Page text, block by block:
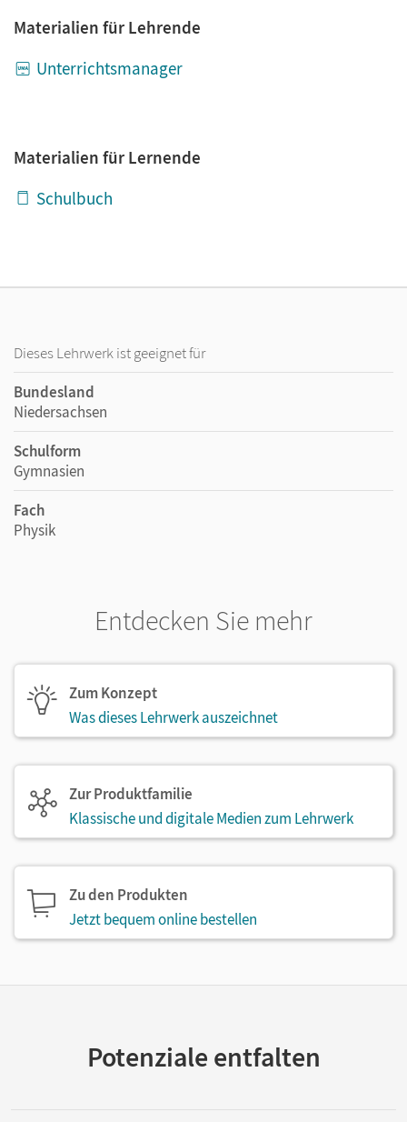
Materialien für Lehrende
Unterrichtsmanager
Materialien für Lernende
Schulbuch
Dieses Lehrwerk ist geeignet für
Bundesland
Niedersachsen
Schulform
Gymnasien
Fach
Physik
Entdecken Sie mehr
Zum Konzept
Was dieses Lehrwerk auszeichnet
Zur Produktfamilie
Klassische und digitale Medien zum Lehrwerk
Zu den Produkten
Jetzt bequem online bestellen
Potenziale entfalten